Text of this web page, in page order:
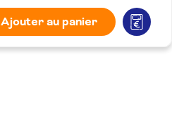
Ajouter au panier